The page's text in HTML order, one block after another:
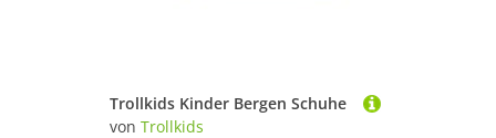
Trollkids Kinder Bergen Schuhe
von Trollkids